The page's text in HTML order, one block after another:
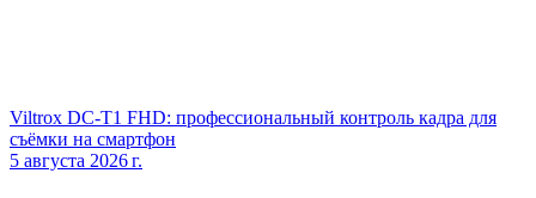
Viltrox DC‑T1 FHD: профессиональный контроль кадра для
съёмки на смартфон
5 августа 2026 г.